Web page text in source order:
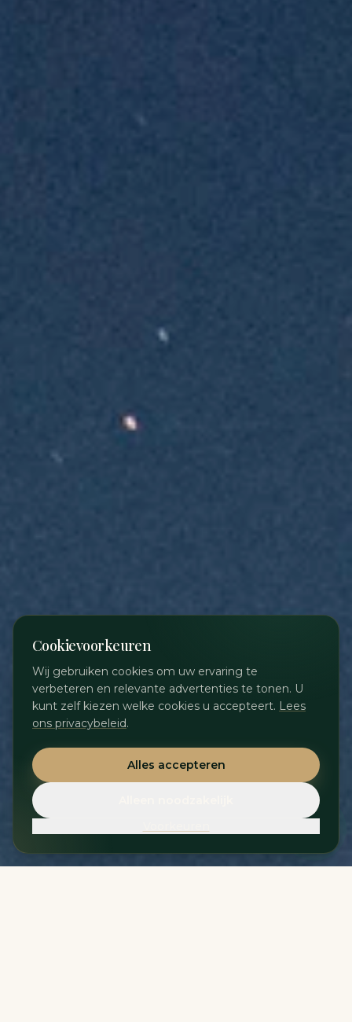
Cookievoorkeuren
Wij gebruiken cookies om uw ervaring te
verbeteren en relevante advertenties te tonen. U
kunt zelf kiezen welke cookies u accepteert. Lees
ons privacybeleid.
Alles accepteren